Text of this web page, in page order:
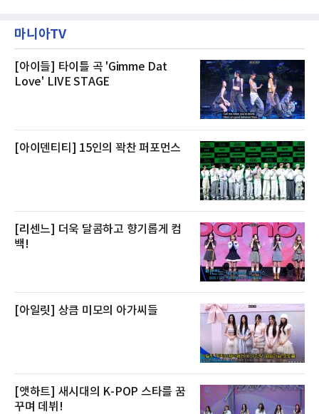
스 센터 사우나 2인 이용 혜택이 포함된다.특히
클럽 앰배서더 라운지
우 등이 포함됐다. 쿠팡은 올해 큰 크기의 전복
생산량이 늘어난 점을 반영해 주요 산지 상품을
전복은 산지에서 채취한 뒤 전국으로 직송되는
방식으로 운영된다. 신선도가 중요한 상품인 만
큼 이르면 다음 날 오전 배송이 가능하도록 물류
마니아TV
[아이들] 타이틀 곡 'Gimme Dat
Love' LIVE STAGE
[아이덴티티] 15인의 꽉찬 퍼포먼스
[리센느] 더욱 달콤하고 향기롭게 컴
백!
[아일릿] 상큼 미모의 아가씨들
[앳하트] 새시대의 K-POP 스타를 꿈
꾸며 데뷔!